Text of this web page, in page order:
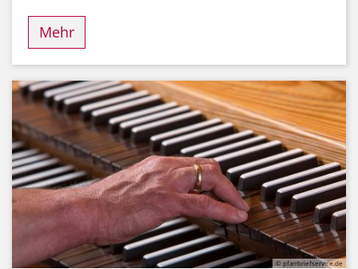
Mehr
© pfarrbriefservice.de